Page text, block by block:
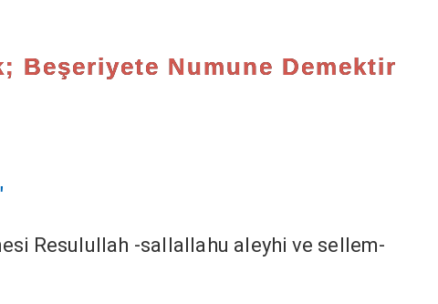
Beşeriyete Numune Demektir
Resulullah -sallallahu aleyhi ve sellem-